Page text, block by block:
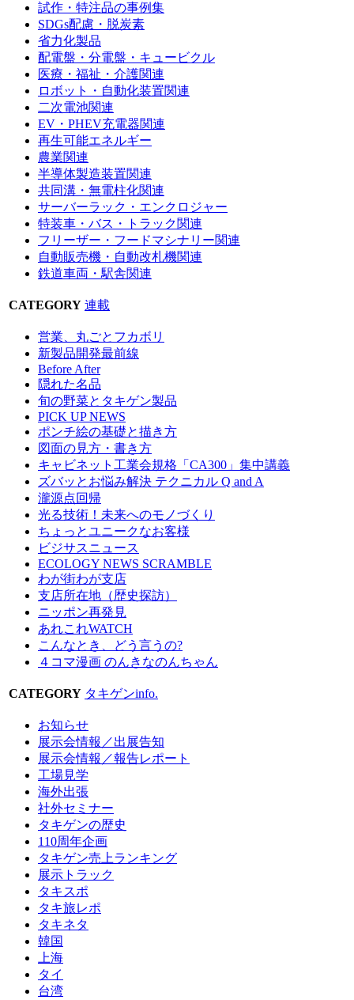
試作・特注品の事例集
SDGs配慮・脱炭素
省力化製品
配電盤・分電盤・キュービクル
医療・福祉・介護関連
ロボット・自動化装置関連
二次電池関連
EV・PHEV充電器関連
再生可能エネルギー
農業関連
半導体製造装置関連
共同溝・無電柱化関連
サーバーラック・エンクロジャー
特装車・バス・トラック関連
フリーザー・フードマシナリー関連
自動販売機・自動改札機関連
鉄道車両・駅舎関連
CATEGORY 連載
営業、丸ごとフカボリ
新製品開発最前線
Before After
隠れた名品
旬の野菜とタキゲン製品
PICK UP NEWS
ポンチ絵の基礎と描き方
図面の見方・書き方
キャビネット工業会規格「CA300」集中講義
ズバッとお悩み解決 テクニカル Q and A
瀧源点回帰
光る技術！未来へのモノづくり
ちょっとユニークなお客様
ビジサスニュース
ECOLOGY NEWS SCRAMBLE
わが街わが支店
支店所在地（歴史探訪）
ニッポン再発見
あれこれWATCH
こんなとき、どう言うの?
４コマ漫画 のんきなのんちゃん
CATEGORY タキゲンinfo.
お知らせ
展示会情報／出展告知
展示会情報／報告レポート
工場見学
海外出張
社外セミナー
タキゲンの歴史
110周年企画
タキゲン売上ランキング
展示トラック
タキスポ
タキ旅レポ
タキネタ
韓国
上海
タイ
台湾